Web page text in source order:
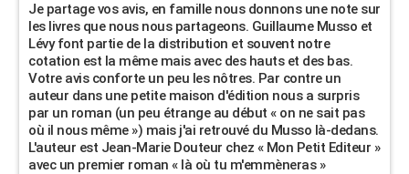
Je partage vos avis, en famille nous donnons une note sur
les livres que nous nous partageons. Guillaume Musso et
Lévy font partie de la distribution et souvent notre
cotation est la même mais avec des hauts et des bas.
Votre avis conforte un peu les nôtres. Par contre un
auteur dans une petite maison d'édition nous a surpris
par un roman (un peu étrange au début « on ne sait pas
où il nous même ») mais j'ai retrouvé du Musso là-dedans.
L'auteur est Jean-Marie Douteur chez « Mon Petit Editeur »
avec un premier roman « là où tu m'emmèneras »